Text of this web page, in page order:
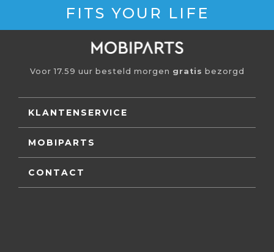
FITS YOUR LIFE
Voor 17.59 uur besteld morgen gratis bezorgd
KLANTENSERVICE
MOBIPARTS
CONTACT